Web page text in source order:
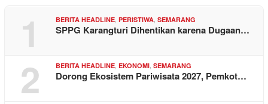
1 BERITA HEADLINE PERISTIWA SEMARANG
SPPG Karangturi Dihentikan karena Dugaan…
2 BERITA HEADLINE EKONOMI SEMARANG
Dorong Ekosistem Pariwisata 2027, Pemkot…